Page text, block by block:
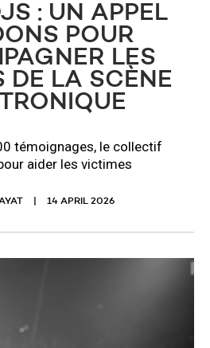
: UN APPEL
POUR
LES
DE LA SCÈNE
témoignages, le collectif
aider les victimes
14 APRIL 2026